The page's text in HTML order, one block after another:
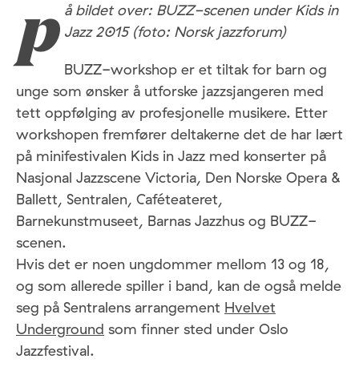
p å bildet over: BUZZ-scenen under Kids in
Jazz 2015 (foto: Norsk jazzforum)
BUZZ-workshop er et tiltak for barn og
unge som ønsker å utforske jazzsjangeren med
tett oppfølging av profesjonelle musikere. Etter
workshopen fremfører deltakerne det de har lært
på minifestivalen Kids in Jazz med konserter på
Nasjonal Jazzscene Victoria, Den Norske Opera &
Ballett, Sentralen, Caféteateret,
Barnekunstmuseet, Barnas Jazzhus og BUZZ-
scenen.
Hvis det er noen ungdommer mellom 13 og 18,
og som allerede spiller i band, kan de også melde
seg på Sentralens arrangement Hvelvet
Underground som finner sted under Oslo
Jazzfestival.